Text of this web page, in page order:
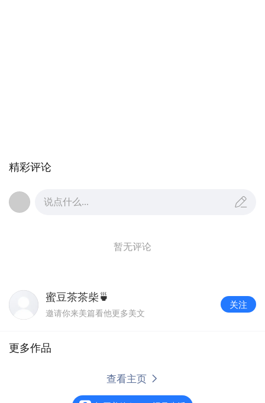
精彩评论
说点什么...
暂无评论
蜜豆茶茶柴🍵
邀请你来美篇看他更多美文
关注
更多作品
查看主页